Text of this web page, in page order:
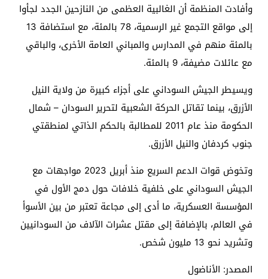
وأفادت المنظمة أن الغالبية العظمى من النازحين الجدد لجأوا
إلى مواقع التجمع غير الرسمية، 78 بالمئة، مع استضافة 13
بالمئة منهم في المدارس والمباني العامة الأخرى، والباقي
مع عائلات مضيفة، 9 بالمئة.
ويسيطر الجيش السوداني على أجزاء كبيرة من ولاية النيل
الأزرق، بينما تقاتل الحركة الشعبية لتحرير السودان – شمال
الحكومة منذ عام 2011 للمطالبة بالحكم الذاتي لمنطقتي
جنوب كردفان والنيل الأزرق.
وتخوض قوات الدعم السريع منذ أبريل 2023 مواجهات مع
الجيش السوداني على خلفية خلافات حول دمج الأول في
المؤسسة العسكرية، ما أدى إلى مجاعة تعتبر من بين الأسوأ
في العالم، بالإضافة إلى مقتل عشرات الآلاف من السودانيين
وتشريد نحو 13 مليون شخص.
المصدر: الأناضول